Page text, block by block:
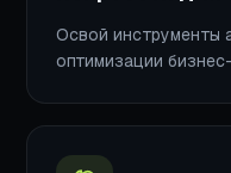
Освой инструменты
оптимизации